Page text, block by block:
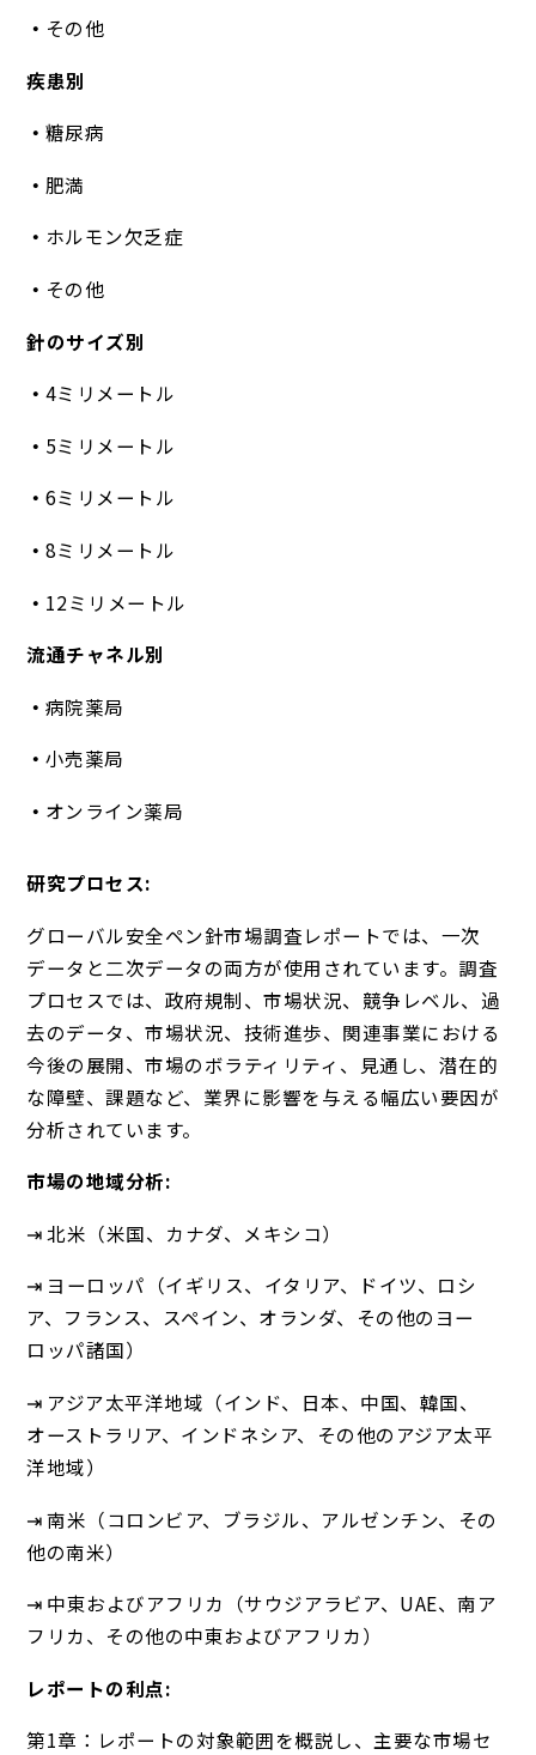
その他
疾患別
糖尿病
肥満
ホルモン欠乏症
その他
針のサイズ別
4ミリメートル
5ミリメートル
6ミリメートル
8ミリメートル
12ミリメートル
流通チャネル別
病院薬局
小売薬局
オンライン薬局
研究プロセス:
グローバル安全ペン針市場調査レポートでは、一次
データと二次データの両方が使用されています。調査
プロセスでは、政府規制、市場状況、競争レベル、過
去のデータ、市場状況、技術進歩、関連事業における
今後の展開、市場のボラティリティ、見通し、潜在的
な障壁、課題など、業界に影響を与える幅広い要因が
分析されています。
市場の地域分析:
⇥ 北米（米国、カナダ、メキシコ）
⇥ ヨーロッパ（イギリス、イタリア、ドイツ、ロシ
ア、フランス、スペイン、オランダ、その他のヨー
ロッパ諸国）
⇥ アジア太平洋地域（インド、日本、中国、韓国、
オーストラリア、インドネシア、その他のアジア太平
洋地域）
⇥ 南米（コロンビア、ブラジル、アルゼンチン、その
他の南米）
⇥ 中東およびアフリカ（サウジアラビア、UAE、南ア
フリカ、その他の中東およびアフリカ）
レポートの利点:
第1章：レポートの対象範囲を概説し、主要な市場セ